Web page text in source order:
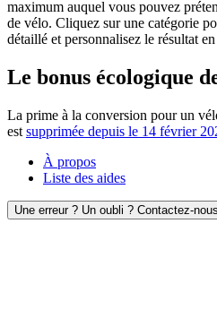
maximum auquel vous pouvez
de vélo. Cliquez sur une catégorie
détaillé et personnalisez le résultat
Le bonus écologique
La prime à la conversion pour un
est supprimée depuis le 14 février
À propos
Liste des aides
Une erreur ? Un oubli ? Contactez-